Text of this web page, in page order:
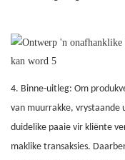
4. Binne-uitleg: Om
van muurrakke, vrystaande
duidelike paaie vir kliënte
maklike transaksies.